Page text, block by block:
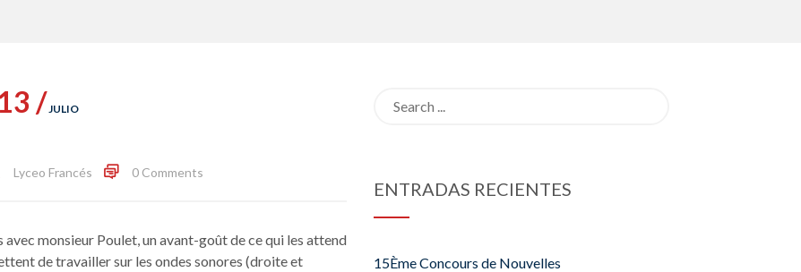
/JULIO
Lyceo Francés 0 Comments
avec monsieur Poulet, un avant-goût de ce qui les attend
de travailler sur les ondes sonores (droite et
ENTRADAS RECIENTES
15Ème Concours de Nouvelles